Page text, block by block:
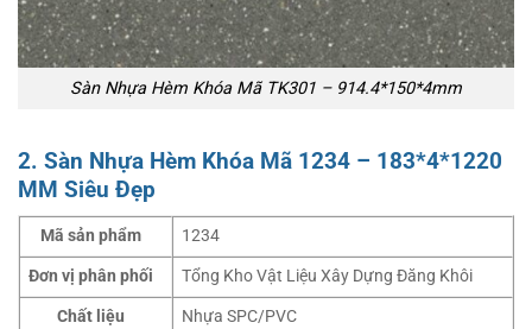
Sàn Nhựa Hèm Khóa Mã TK301 – 914.4*150*4mm
2. Sàn Nhựa Hèm Khóa Mã 1234 – 183*4*1220
MM Siêu Đẹp
Mã sản phẩm
1234
Đơn vị phân phối
Tổng Kho Vật Liệu Xây Dựng Đăng Khôi
Chất liệu
Nhựa SPC/PVC